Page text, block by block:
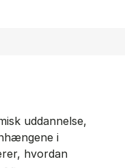
uddannelse,
i
hvordan